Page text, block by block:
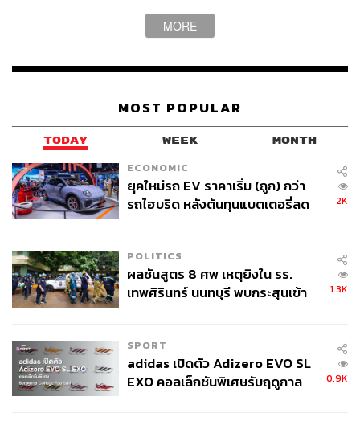
นอกจากอาคารจะเป็นอนุสรณ์สถานแห่งความรักที่ทรง
คุณค่าแล้ว ชื่อของห้องสมุดก็ยังตั้งเป็นเกียรติให้กับภรรยา
พร้อมกันด้วย แถมรายละเอียดสถาปัตยกรรมอันประณีตอ่อน
ช้อยยังสะท้อนถึงความงดงามนิรันดร์กาลได้เป็นอย่างดี
ดีไซน์อันเป็นเอกลักษณ์ที่มาพร้อมการอนุรักษ์อันยอดเยี่ยมนี้
ยังทำให้ห้องสมุดแห่งนี้กลายเป็นสถาปัตยกรรมทรงคุณค่า
MORE
MOST POPULAR
TODAY WEEK MONTH
ECONOMIC
ยุคใหม่รถ EV ราคาเริ่ม (ถูก) กว่า
รถไฮบริด หลังต้นทุนแบตเตอรี่ลด
2K
POLITICS
ผลชันสูตร 8 ศพ เหตุยิงใน รร.
เทพศิรินทร์ นนทบุรี พบกระสุนเข้า
1.3K
SPORT
adidas เปิดตัว Adizero EVO SL
EXO คอลเล็กชันพิเศษรับฤดูกาล
0.9K